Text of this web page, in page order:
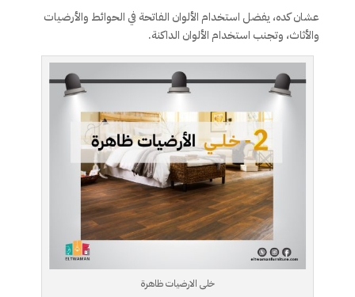
عشان كده، يفضل استخدام الألوان الفاتحة في الحوائط والأرضيات
والأثاث، وتجنب استخدام الألوان الداكنة.
خلى الارضيات ظاهرة